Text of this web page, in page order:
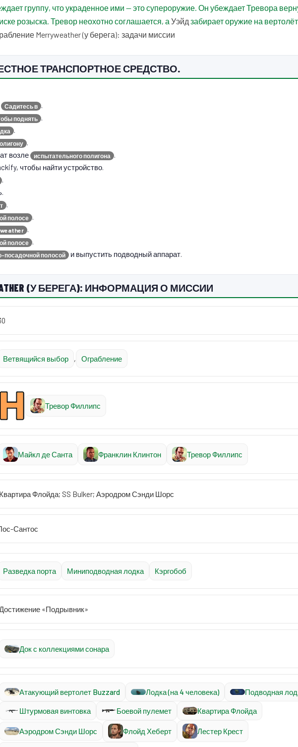
группу, что украденное ими — это супероружие. Он убеждает Тревора
розыска. Тревор неохотно соглашается, а Уэйд забирает оружие на
Merryweather (у берега): задачи миссии
ТРАНСПОРТНОЕ СРЕДСТВО.
Садитесь в .
поднять .
.
.
возле
испытательного полигона
.
чтобы найти устройство.
.
.
полосе .
.
полосе .
посадочной полосой и выпустить подводный аппарат.
(У БЕРЕГА): ИНФОРМАЦИЯ О МИССИИ
Ветвящийся выбор , Ограбление
Тревор Филлипс
Майкл де Санта Франклин Клинтон Тревор Филлипс
Квартира Флойда; SS Bulker; Аэродром Сэнди Шорс
Сантос
Разведка порта Миниподводная лодка Кэргобоб
«Подрывник»
Док с коллекциями сонара
Атакующий вертолет Buzzard Лодка (на 4 человека) Подводная
Штурмовая винтовка Боевой пулемет Квартира Флойда
Аэродром Сэнди Шорс Флойд Хеберт Лестер Крест